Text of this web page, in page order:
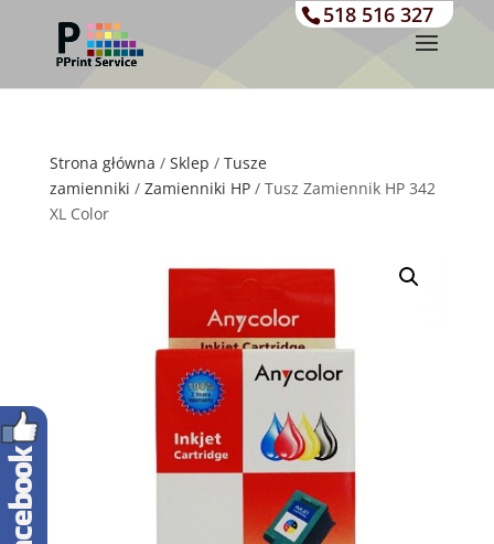
518 516 327
Strona główna / Sklep / Tusze
zamienniki / Zamienniki HP/ Tusz Zamiennik HP 342
XL Color